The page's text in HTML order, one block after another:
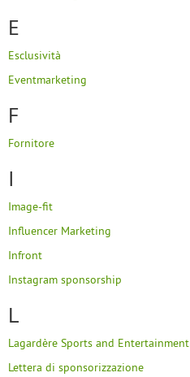
E
Esclusività
Eventmarketing
F
Fornitore
I
Image-fit
Influencer Marketing
Infront
Instagram sponsorship
L
Lagardère Sports and Entertainment
Lettera di sponsorizzazione